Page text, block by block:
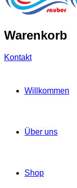
Warenkorb
Kontakt
Willkommen
Über uns
Shop